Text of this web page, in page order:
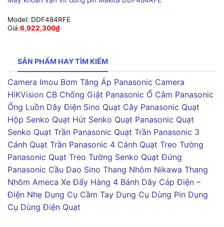
Model: DDF484RFE
Giá:6,922,300₫
SẢN PHẨM HAY TÌM KIẾM
Camera Imou Bơm Tăng Áp Panasonic Camera
HiKVision CB Chống Giật Panasonic Ổ Cắm Panasonic
Ống Luồn Dây Điện Sino Quạt Cây Panasonic Quạt
Hộp Senko Quạt Hút Senko Quạt Panasonic Quạt
Senko Quạt Trần Panasonic Quạt Trần Panasonic 3
Cánh Quạt Trần Panasonic 4 Cánh Quạt Treo Tường
Panasonic Quạt Treo Tường Senko Quạt Đứng
Panasonic Cầu Dao Sino Thang Nhôm Nikawa Thang
Nhôm Ameca Xe Đẩy Hàng 4 Bánh Dây Cáp Điện –
Điện Nhẹ Dụng Cụ Cầm Tay Dụng Cụ Dùng Pin Dụng
Cụ Dùng Điện Quạt